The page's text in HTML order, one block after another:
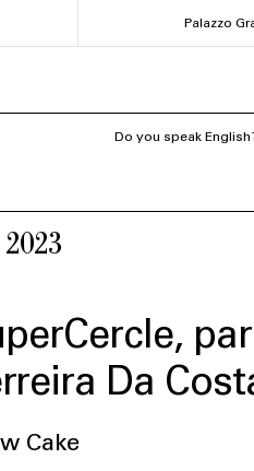
Palazzo
Do you speak
par
Da
Cake